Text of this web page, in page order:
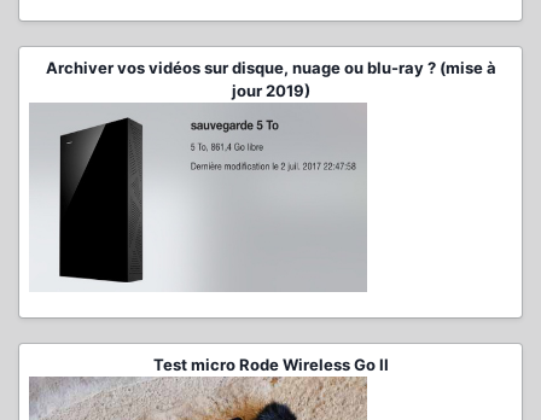
Archiver vos vidéos sur disque, nuage ou blu-ray ? (mise à
jour 2019)
Test micro Rode Wireless Go II